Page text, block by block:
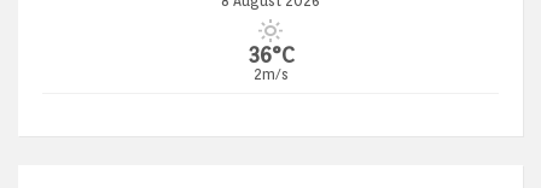
36°C
2m/s